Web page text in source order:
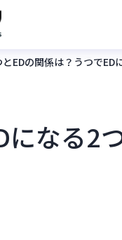
とEDの関係は？うつでED
になる2